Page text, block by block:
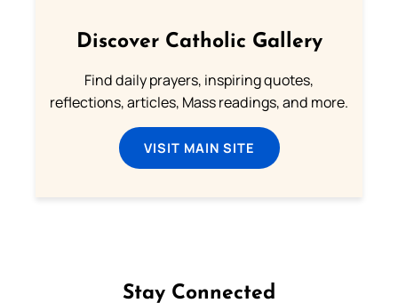
Discover Catholic Gallery
Find daily prayers, inspiring quotes,
reflections, articles, Mass readings, and more.
VISIT MAIN SITE
Stay Connected